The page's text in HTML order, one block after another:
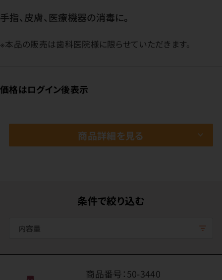
手指、皮膚、医療機器の消毒に。
※本品の販売は歯科医院様に限らせていただきます。
価格はログイン後表示
商品詳細を見る
条件で絞り込む
内容量
商品番号：50-3440